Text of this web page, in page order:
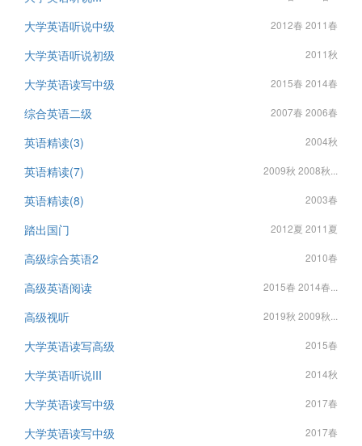
大学英语听说中级 2012春 2011春
大学英语听说初级 2011秋
大学英语读写中级 2015春 2014春
综合英语二级 2007春 2006春
英语精读(3) 2004秋
英语精读(7) 2009秋 2008秋...
英语精读(8) 2003春
踏出国门 2012夏 2011夏
高级综合英语2 2010春
高级英语阅读 2015春 2014春...
高级视听 2019秋 2009秋...
大学英语读写高级 2015春
大学英语听说III 2014秋
大学英语读写中级 2017春
大学英语读写中级 2017春